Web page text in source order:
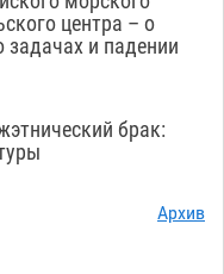
центра – о
задачах и падении
брак:
Архив